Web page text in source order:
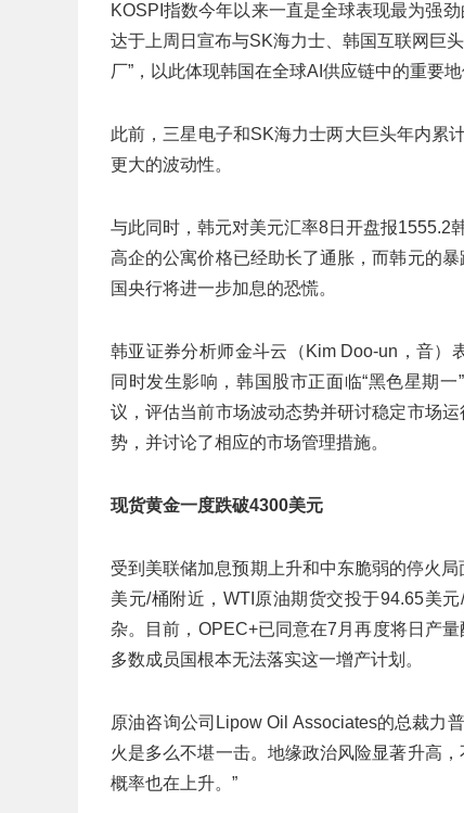
KOSPI指数今年以来一直是全球表现最为强
达于上周日宣布与SK海力士、韩国互联网巨
厂”，以此体现韩国在全球AI供应链中的重要
此前，三星电子和SK海力士两大巨头年内累
更大的波动性。
与此同时，韩元对美元汇率8日开盘报1555.2
高企的公寓价格已经助长了通胀，而韩元的
国央行将进一步加息的恐慌。
韩亚证券分析师金斗云（Kim Doo-un，音）
同时发生影响，韩国股市正面临“黑色星期
议，评估当前市场波动态势并研讨稳定市场
势，并讨论了相应的市场管理措施。
现货黄金一度跌破4300美元
受到美联储加息预期上升和中东脆弱的停火
美元/桶附近，WTI原油期货交投于94.65美
杂。目前，OPEC+已同意在7月再度将日产
多数成员国根本无法落实这一增产计划。
原油咨询公司Lipow Oil Associates的总裁力
火是多么不堪一击。地缘政治风险显著升高
概率也在上升。”